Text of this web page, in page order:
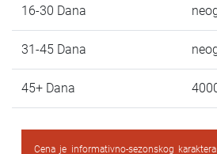
16-30 Dana
31-45 Dana
45+ Dana
Cena je informativno-sezonskog